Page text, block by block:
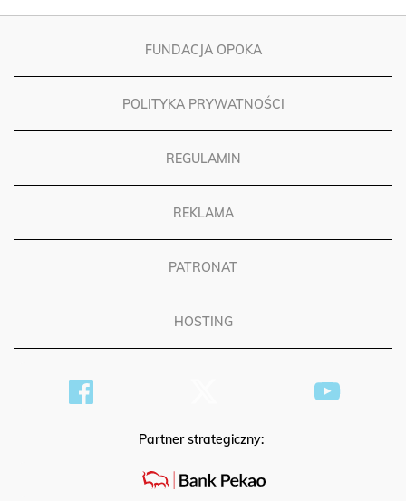
FUNDACJA OPOKA
POLITYKA PRYWATNOŚCI
REGULAMIN
REKLAMA
PATRONAT
HOSTING
Partner strategiczny: